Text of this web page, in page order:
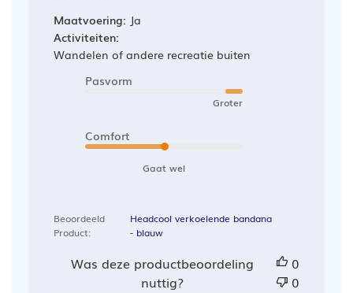
Maatvoering: Ja
Activiteiten:
Wandelen of andere recreatie buiten
Pasvorm
Groter
Comfort
Gaat wel
Beoordeeld
Product:
Headcool verkoelende bandana
- blauw
Was deze productbeoordeling
nuttig?
0
0